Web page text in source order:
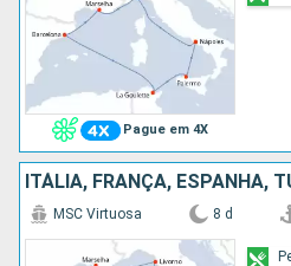
Pague em 4X
ITÁLIA, FRANÇA, ESPANHA,
MSC Virtuosa 8 d